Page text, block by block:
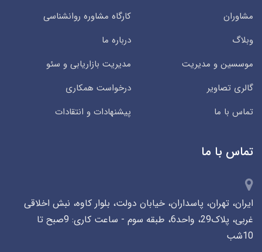
مشاوران
کارگاه مشاوره روانشناسی
وبلاگ
درباره ما
موسسین و مدیریت
مدیریت بازاریابی و سئو
گالری تصاویر
درخواست همکاری
تماس با ما
پیشنهادات و انتقادات
تماس با ما
ایران، تهران، پاسداران، خیابان دولت، بلوار کاوه، نبش اخلاقی
غربی، پلاک29، واحد6، طبقه سوم - ساعت کاری: 9صبح تا
10شب